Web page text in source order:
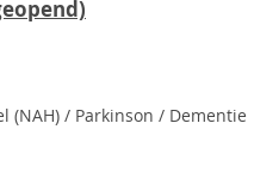
(NAH) / Parkinson / Dementie